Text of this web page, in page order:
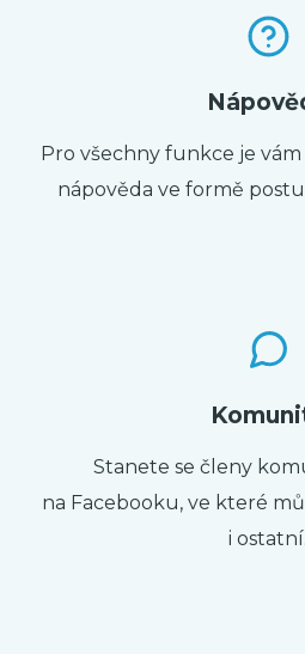
Pro všechny funkce je
nápověda ve formě
Stanete se členy
na Facebooku, ve které
i ostatní.